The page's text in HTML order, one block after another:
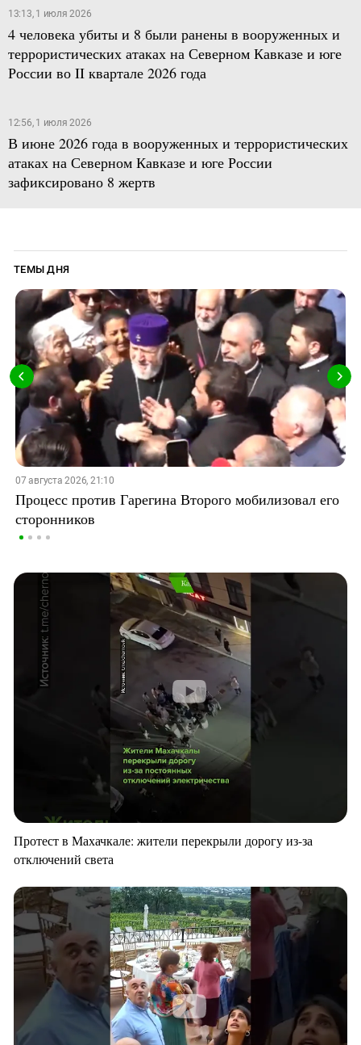
13:13, 1 июля 2026
4 человека убиты и 8 были ранены в вооруженных и
террористических атаках на Северном Кавказе и юге
России во II квартале 2026 года
12:56, 1 июля 2026
В июне 2026 года в вооруженных и террористических
атаках на Северном Кавказе и юге России
зафиксировано 8 жертв
ТЕМЫ ДНЯ
07 августа 2026, 21:10
Процесс против Гарегина Второго мобилизовал его
сторонников
Протест в Махачкале: жители перекрыли дорогу из-за
отключений света